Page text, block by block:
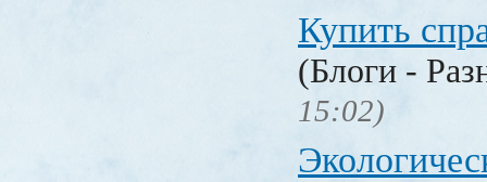
Купить
(Блоги -
15:02)